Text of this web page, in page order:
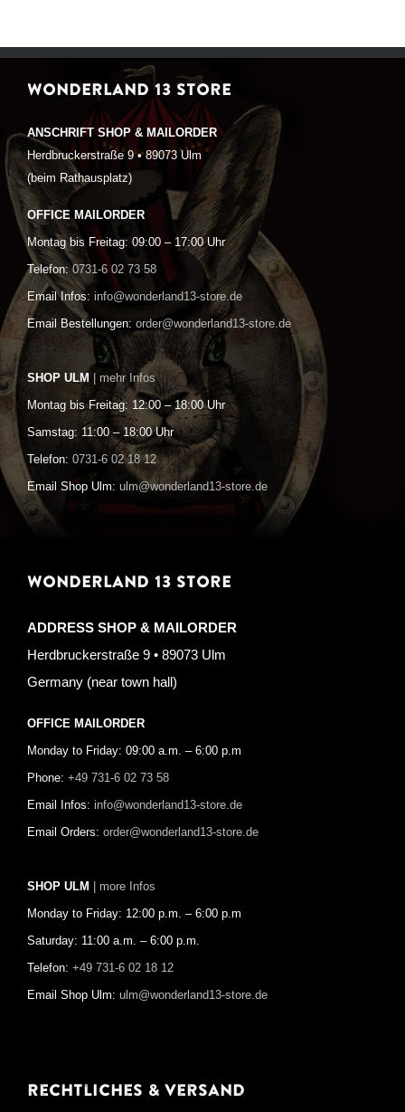
WONDERLAND 13 STORE
ANSCHRIFT SHOP & MAILORDER
Herdbruckerstraße 9 • 89073 Ulm
(beim Rathausplatz)
OFFICE MAILORDER
Montag bis Freitag: 09:00 – 17:00 Uhr
Telefon: 0731-6 02 73 58
Email Infos: info@wonderland13-store.de
Email Bestellungen: order@wonderland13-store.de
SHOP ULM | mehr Infos
Montag bis Freitag: 12:00 – 18:00 Uhr
Samstag: 11:00 – 18:00 Uhr
Telefon: 0731-6 02 18 12
Email Shop Ulm: ulm@wonderland13-store.de
WONDERLAND 13 STORE
ADDRESS SHOP & MAILORDER
Herdbruckerstraße 9 • 89073 Ulm
Germany (near town hall)
OFFICE MAILORDER
Monday to Friday: 09:00 a.m. – 6:00 p.m
Phone: +49 731-6 02 73 58
Email Infos: info@wonderland13-store.de
Email Orders: order@wonderland13-store.de
SHOP ULM | more Infos
Monday to Friday: 12:00 p.m. – 6:00 p.m
Saturday: 11:00 a.m. – 6:00 p.m.
Telefon: +49 731-6 02 18 12
Email Shop Ulm: ulm@wonderland13-store.de
Rechtliches & Versand